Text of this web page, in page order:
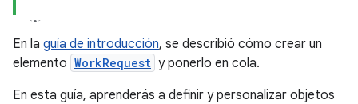
En la guía de introducción, se describió cómo crear un
elemento WorkRequest y ponerlo en cola.
En esta guía, aprenderás a definir y personalizar objetos